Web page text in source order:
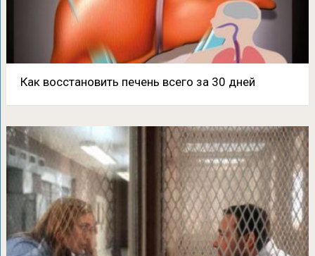
Как восстановить печень всего за 30 дней